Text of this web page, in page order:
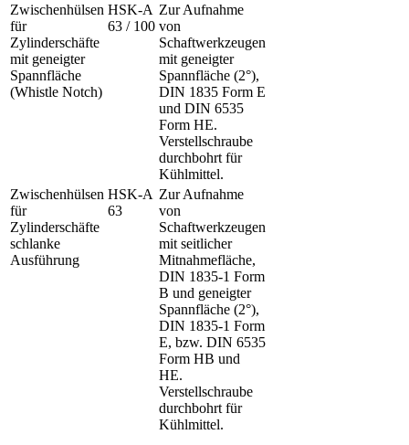
Zwischenhülsen
für
Zylinderschäfte
mit geneigter
Spannfläche
(Whistle Notch)
HSK-A
63 / 100
Zur Aufnahme
von
Schaftwerkzeugen
mit geneigter
Spannfläche (2°),
DIN 1835 Form E
und DIN 6535
Form HE.
Verstellschraube
durchbohrt für
Kühlmittel.
Zwischenhülsen
für
Zylinderschäfte
schlanke
Ausführung
HSK-A
63
Zur Aufnahme
von
Schaftwerkzeugen
mit seitlicher
Mitnahmefläche,
DIN 1835-1 Form
B und geneigter
Spannfläche (2°),
DIN 1835-1 Form
E, bzw. DIN 6535
Form HB und
HE.
Verstellschraube
durchbohrt für
Kühlmittel.